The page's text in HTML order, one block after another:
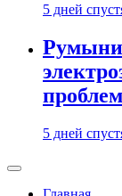
5 дней
5 дней